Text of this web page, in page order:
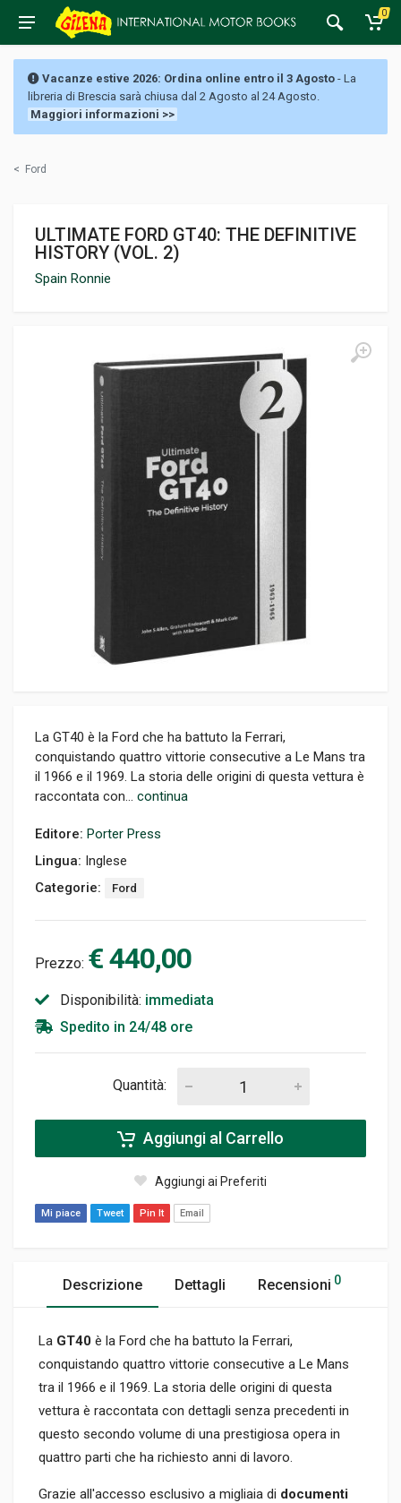
0
Vacanze estive 2026: Ordina online entro il 3 Agosto - La
libreria di Brescia sarà chiusa dal 2 Agosto al 24 Agosto.
Maggiori informazioni >>
< Ford
ULTIMATE FORD GT40: THE DEFINITIVE
HISTORY (VOL. 2)
Spain Ronnie
La GT40 è la Ford che ha battuto la Ferrari,
conquistando quattro vittorie consecutive a Le Mans tra
il 1966 e il 1969. La storia delle origini di questa vettura è
raccontata con... continua
Editore: Porter Press
Lingua: Inglese
Categorie:
Ford
Prezzo: € 440,00
Disponibilità: immediata
Spedito in 24/48 ore
Quantità:
Aggiungi al Carrello
Aggiungi ai Preferiti
Mi piace Tweet Pin It Email
Descrizione Dettagli Recensioni 0
La GT40 è la Ford che ha battuto la Ferrari,
conquistando quattro vittorie consecutive a Le Mans
tra il 1966 e il 1969. La storia delle origini di questa
vettura è raccontata con dettagli senza precedenti in
questo secondo volume di una prestigiosa opera in
quattro parti che ha richiesto anni di lavoro.
Grazie all'accesso esclusivo a migliaia di documenti